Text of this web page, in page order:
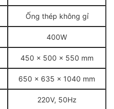
Ống thép không gỉ
400W
450 x 500 x 550 mm
650 x 635 x 1040 mm
220V, 50Hz